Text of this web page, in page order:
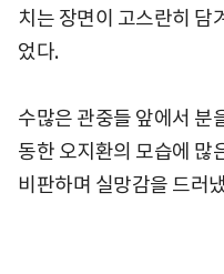
치는 장면이 고스란히 담
었다.
수많은 관중들 앞에서 분
동한 오지환의 모습에 많
비판하며 실망감을 드러